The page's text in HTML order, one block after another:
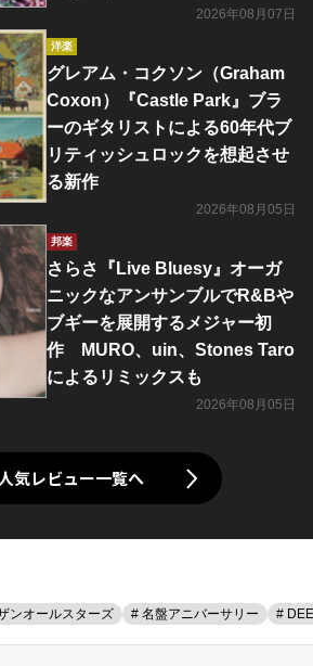
2026年08月07日
洋楽
グレアム・コクソン（Graham
Coxon）『Castle Park』ブラ
ーのギタリストによる60年代ブ
リティッシュロックを想起させ
る新作
2026年08月05日
邦楽
さらさ『Live Bluesy』オーガ
ニックなアンサンブルでR&Bや
ブギーを展開するメジャー初
作 MURO、uin、Stones Taro
によるリミックスも
2026年08月05日
人気レビュー一覧へ
ンオールスターズ # 名盤アニバーサリー #